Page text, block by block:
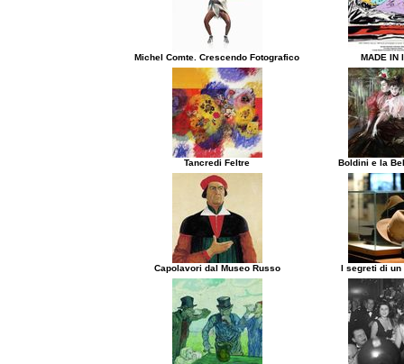
Michel Comte. Crescendo Fotografico MADE IN
Tancredi Feltre Boldini e la
Capolavori dal Museo Russo I segreti di un